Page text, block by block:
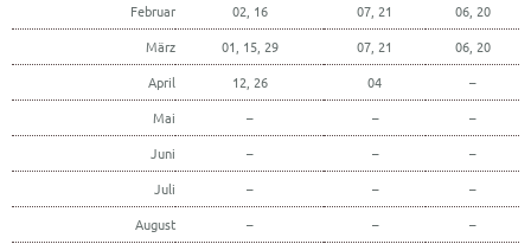
Februar
02, 16 07, 21
06, 20
März
01, 15, 29 07, 21
06, 20
April
12, 26 04
–
Mai
– –
–
Juni
– –
–
Juli
– –
–
August
– –
–